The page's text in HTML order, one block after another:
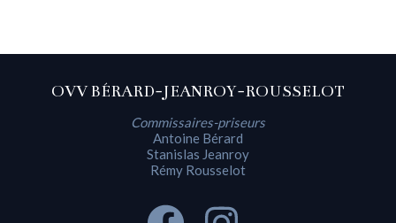
OVV BÉRARD-JEANROY-ROUSSELOT
Commissaires-priseurs
Antoine Bérard
Stanislas Jeanroy
Rémy Rousselot